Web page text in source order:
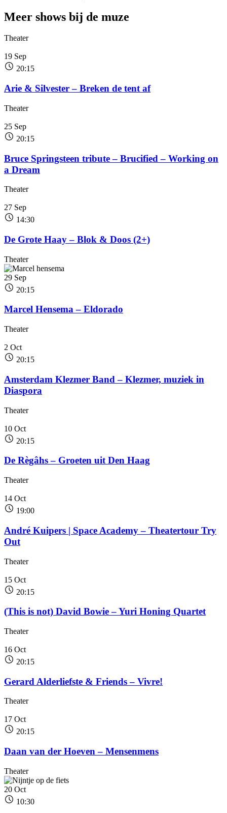
Meer shows bij de muze
Theater
19 Sep
20:15
Arie & Silvester – Breken de tent af
Theater
25 Sep
20:15
Bruce Springsteen tribute – Brucified – Working on
a Dream
Theater
27 Sep
14:30
De Grote Haay – Blok & Doos (2+)
Theater
29 Sep
20:15
Marcel Hensema – Eldorado
Theater
2 Oct
20:15
Amsterdam Klezmer Band – Klezmer, muziek in
Diaspora
Theater
10 Oct
20:15
De Règâhs – Groeten uit Den Haag
Theater
14 Oct
19:00
André Kuipers | Space Academy – Theatertour Try
Out
Theater
15 Oct
20:15
(This is not) David Bowie – Yuri Honing Quartet
Theater
16 Oct
20:15
Gerard Alderliefste & Friends – Vivre!
Theater
17 Oct
20:15
Daan van der Hoeven – Mensenmens
Theater
20 Oct
10:30